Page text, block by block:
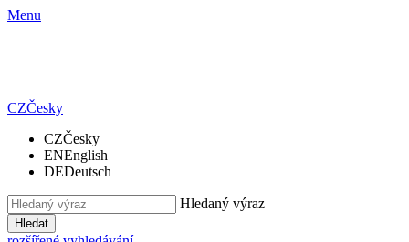
Menu
CZČesky
CZČesky
ENEnglish
DEDeutsch
Hledaný výraz
Hledat